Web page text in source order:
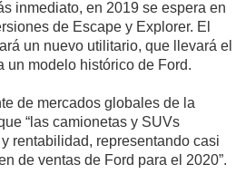
inmediato, en 2019 se espera en
de Escape y Explorer. El
un nuevo utilitario, que llevará el
un modelo histórico de Ford.
de mercados globales de la
“las camionetas y SUVs
rentabilidad, representando casi
de ventas de Ford para el 2020”.